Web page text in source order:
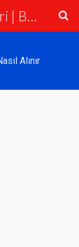
En Hesaplı Kredi Rehberi | Bankalar ve Krediler
Alınır